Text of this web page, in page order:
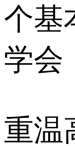
个基
学会
重温